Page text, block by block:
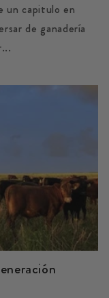
un capitulo en
de ganadería